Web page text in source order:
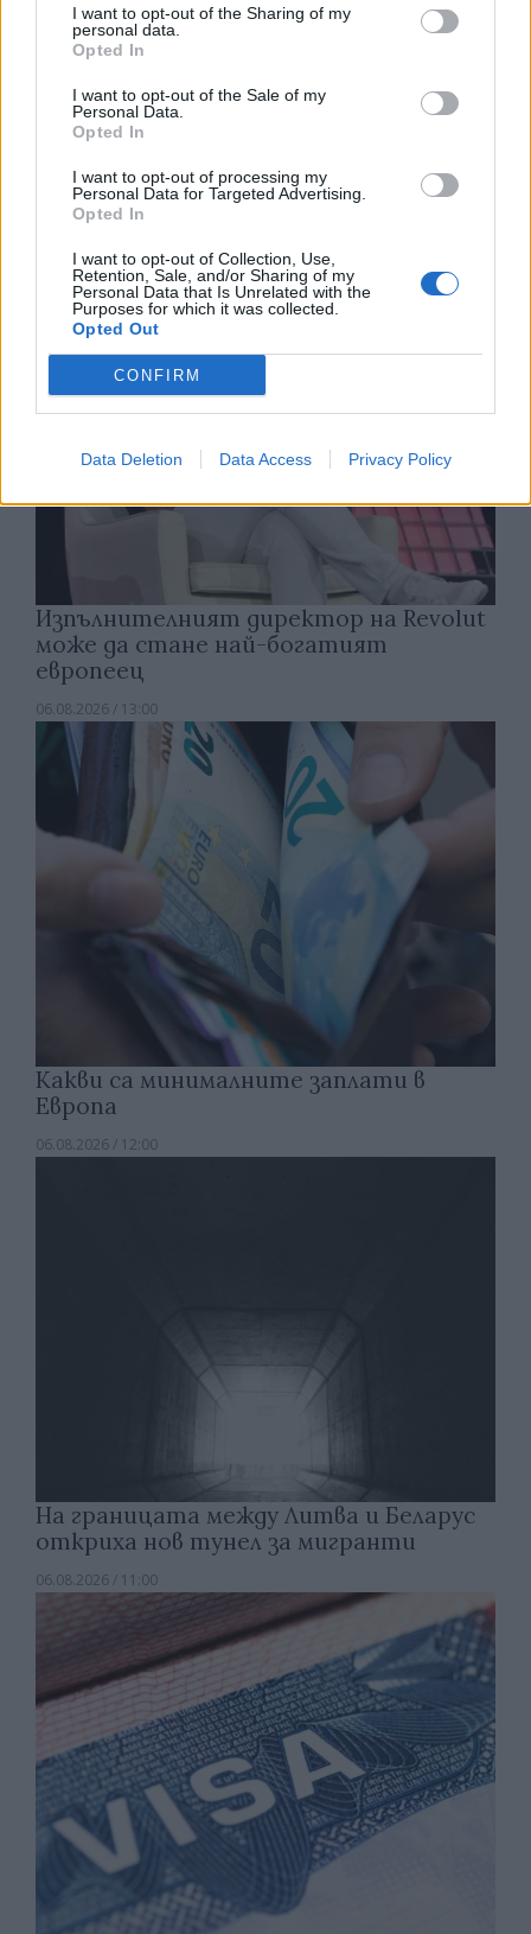
I want to opt-out of the Sharing of my
personal data.
Opted In
I want to opt-out of the Sale of my
Personal Data.
Opted In
I want to opt-out of processing my
Personal Data for Targeted Advertising.
Opted In
I want to opt-out of Collection, Use,
Retention, Sale, and/or Sharing of my
Personal Data that Is Unrelated with the
Purposes for which it was collected.
Opted Out
CONFIRM
Data Deletion Data Access Privacy Policy
да възобнови работата на въглищна
електроцентрала
Изпълнителният директор на Revolut
може да стане най-богатият
европеец
06.08.2026 / 13:00
Какви са минималните заплати в
Европа
06.08.2026 / 12:00
На границата между Литва и Беларус
откриха нов тунел за мигранти
06.08.2026 / 11:00